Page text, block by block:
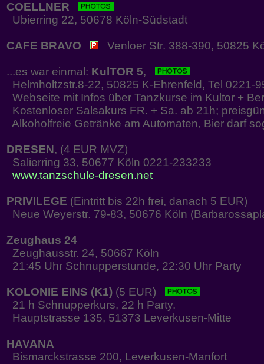
COELLNER
Ubierring 22, 50678 Köln-Südstadt
CAFE BRAVO Venloer Str. 388-390, 50825
...es war einmal: KulTOR 5,
Helmholtzstr.8-22, 50825 K-Ehrenfeld, Tel 0221-
Webseite mit Infos über Tanzkurse im Kultor +
Kostenloser Salsakurs FR. + Sa. ab 21h;
Alkoholfreie Getränke am Automaten, Bier darf
DRESEN, (4 EUR MVZ)
Salierring 33, 50677 Köln 0221-233233
www.tanzschule-dresen.net
PRIVILEGE (Eintritt bis 22h frei, danach 5 EUR)
Neue Weyerstr. 79-83, 50676 Köln
Zeughaus 24
Zeughausstr. 24, 50667 Köln
21:45 Uhr Schnupperstunde, 22:30 Uhr Party
KOLONIE EINS (K1) (5 EUR)
21 h Schnupperkurs, 22 h Party.
Hauptstrasse 135, 51373 Leverkusen-Mitte
HAVANA
Bismarckstrasse 200, Leverkusen-Manfort